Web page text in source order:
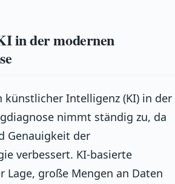
in der modernen
künstlicher Intelligenz (KI) in der
nimmt ständig zu, da
Genauigkeit der
verbessert. KI-basierte
Lage, große Mengen an Daten